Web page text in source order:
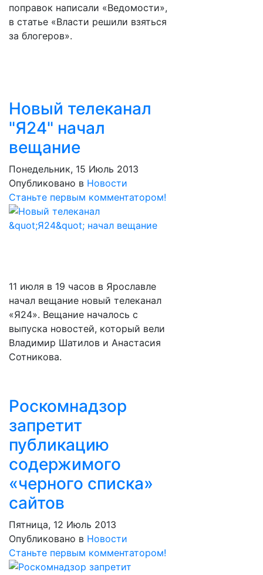
поправок написали «Ведомости»,
в статье «Власти решили взяться
за блогеров».
Новый телеканал
"Я24" начал
вещание
Понедельник, 15 Июль 2013
Опубликовано в Новости
Станьте первым комментатором!
11 июля в 19 часов в Ярославле
начал вещание новый телеканал
«Я24». Вещание началось с
выпуска новостей, который вели
Владимир Шатилов и Анастасия
Сотникова.
Роскомнадзор
запретит
публикацию
содержимого
«черного списка»
сайтов
Пятница, 12 Июль 2013
Опубликовано в Новости
Станьте первым комментатором!